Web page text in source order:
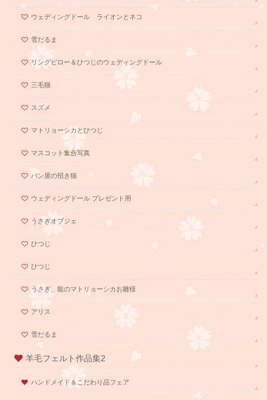
ウェディングドール ライオンとネコ
雪だるま
リングピロー＆ひつじのウェディングドール
三毛猫
スズメ
マトリョーシカとひつじ
マスコット集合写真
パン屋の招き猫
ウェディングドール プレゼント用
うさぎオブジェ
ひつじ
ひつじ
うさぎ、龍のマトリョーシカお雛様
アリス
雪だるま
羊毛フェルト作品集2
ハンドメイド＆こだわり品フェア